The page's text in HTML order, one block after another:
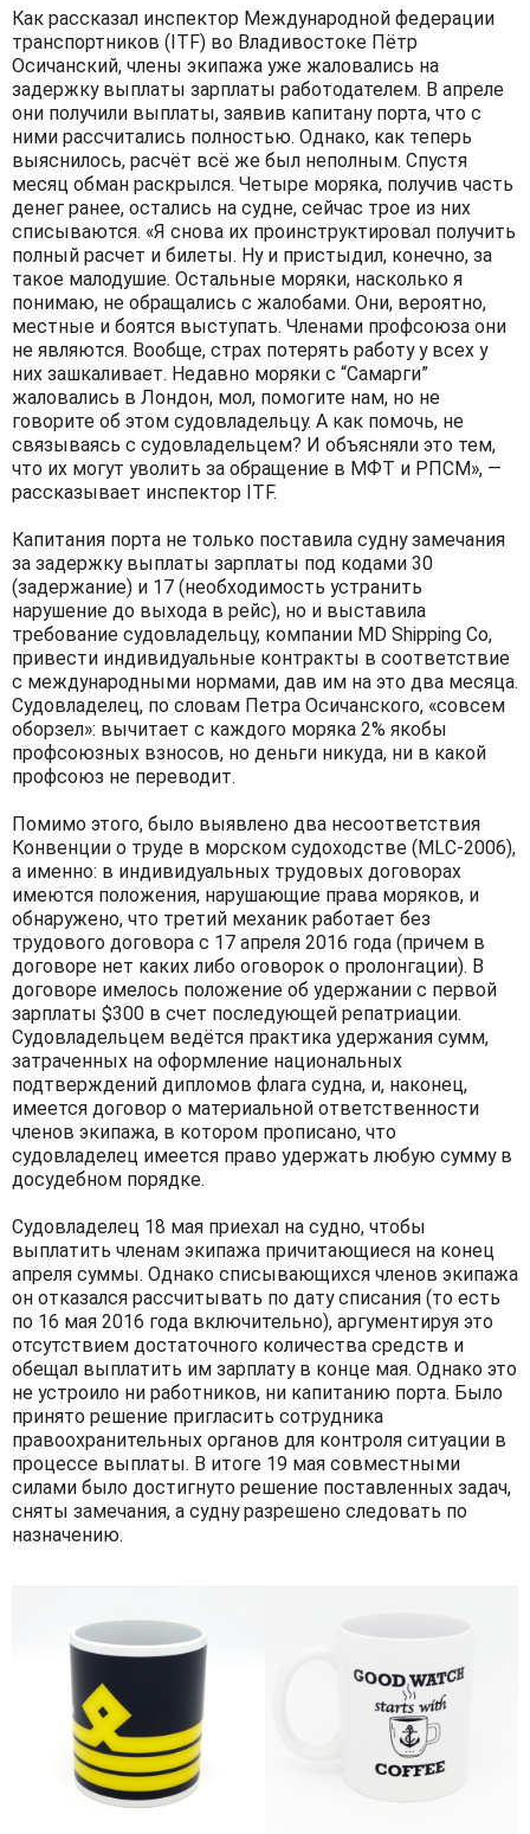
Как рассказал инспектор Международной федерации
транспортников (ITF) во Владивостоке Пётр
Осичанский, члены экипажа уже жаловались на
задержку выплаты зарплаты работодателем. В апреле
они получили выплаты, заявив капитану порта, что с
ними рассчитались полностью. Однако, как теперь
выяснилось, расчёт всё же был неполным. Спустя
месяц обман раскрылся. Четыре моряка, получив часть
денег ранее, остались на судне, сейчас трое из них
списываются. «Я снова их проинструктировал получить
полный расчет и билеты. Ну и пристыдил, конечно, за
такое малодушие. Остальные моряки, насколько я
понимаю, не обращались с жалобами. Они, вероятно,
местные и боятся выступать. Членами профсоюза они
не являются. Вообще, страх потерять работу у всех у
них зашкаливает. Недавно моряки с “Самарги”
жаловались в Лондон, мол, помогите нам, но не
говорите об этом судовладельцу. А как помочь, не
связываясь с судовладельцем? И объясняли это тем,
что их могут уволить за обращение в МФТ и РПСМ», —
рассказывает инспектор ITF.
Капитания порта не только поставила судну замечания
за задержку выплаты зарплаты под кодами 30
(задержание) и 17 (необходимость устранить
нарушение до выхода в рейс), но и выставила
требование судовладельцу, компании MD Shipping Co,
привести индивидуальные контракты в соответствие
с международными нормами, дав им на это два месяца.
Судовладелец, по словам Петра Осичанского, «совсем
оборзел»: вычитает с каждого моряка 2% якобы
профсоюзных взносов, но деньги никуда, ни в какой
профсоюз не переводит.
Помимо этого, было выявлено два несоответствия
Конвенции о труде в морском судоходстве (МLС-2006),
а именно: в индивидуальных трудовых договорах
имеются положения, нарушающие права моряков, и
обнаружено, что третий механик работает без
трудового договора с 17 апреля 2016 года (причем в
договоре нет каких либо оговорок о пролонгации). В
договоре имелось положение об удержании с первой
зарплаты $300 в счет последующей репатриации.
Судовладельцем ведётся практика удержания сумм,
затраченных на оформление национальных
подтверждений дипломов флага судна, и, наконец,
имеется договор о материальной ответственности
членов экипажа, в котором прописано, что
судовладелец имеется право удержать любую сумму в
досудебном порядке.
Судовладелец 18 мая приехал на судно, чтобы
выплатить членам экипажа причитающиеся на конец
апреля суммы. Однако списывающихся членов экипажа
он отказался рассчитывать по дату списания (то есть
по 16 мая 2016 года включительно), аргументируя это
отсутствием достаточного количества средств и
обещал выплатить им зарплату в конце мая. Однако это
не устроило ни работников, ни капитанию порта. Было
принято решение пригласить сотрудника
правоохранительных органов для контроля ситуации в
процессе выплаты. В итоге 19 мая совместными
силами было достигнуто решение поставленных задач,
сняты замечания, а судну разрешено следовать по
назначению.